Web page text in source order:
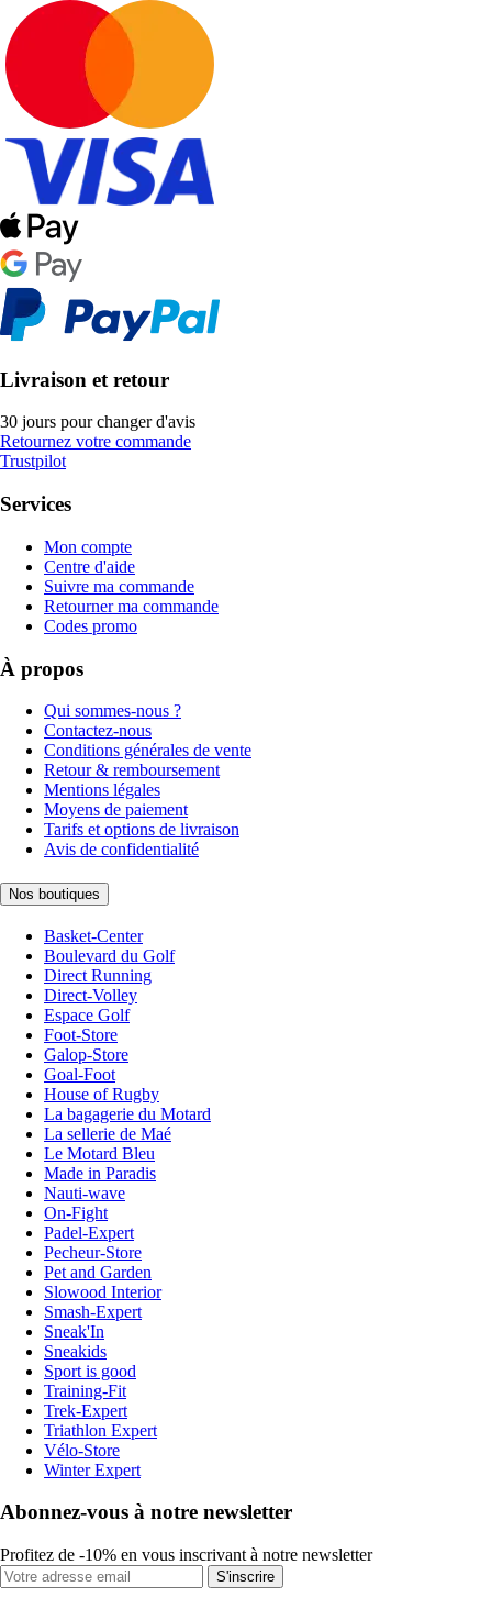
Livraison et retour
30 jours pour changer d'avis
Retournez votre commande
Trustpilot
Services
Mon compte
Centre d'aide
Suivre ma commande
Retourner ma commande
Codes promo
À propos
Qui sommes-nous ?
Contactez-nous
Conditions générales de vente
Retour & remboursement
Mentions légales
Moyens de paiement
Tarifs et options de livraison
Avis de confidentialité
Nos boutiques
Basket-Center
Boulevard du Golf
Direct Running
Direct-Volley
Espace Golf
Foot-Store
Galop-Store
Goal-Foot
House of Rugby
La bagagerie du Motard
La sellerie de Maé
Le Motard Bleu
Made in Paradis
Nauti-wave
On-Fight
Padel-Expert
Pecheur-Store
Pet and Garden
Slowood Interior
Smash-Expert
Sneak'In
Sneakids
Sport is good
Training-Fit
Trek-Expert
Triathlon Expert
Vélo-Store
Winter Expert
Abonnez-vous à notre newsletter
Profitez de -10% en vous inscrivant à notre newsletter
S'inscrire